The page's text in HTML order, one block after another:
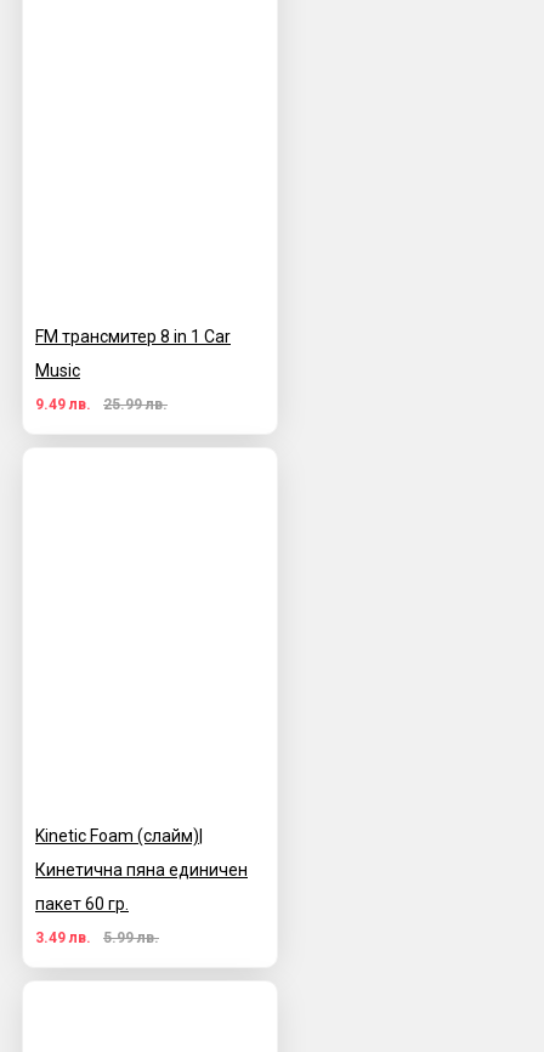
FM трансмитер 8 in 1 Car
Music
9.49 лв. 25.99 лв.
Kinetic Foam (слайм)|
Кинетична пяна единичен
пакет 60 гр.
3.49 лв. 5.99 лв.